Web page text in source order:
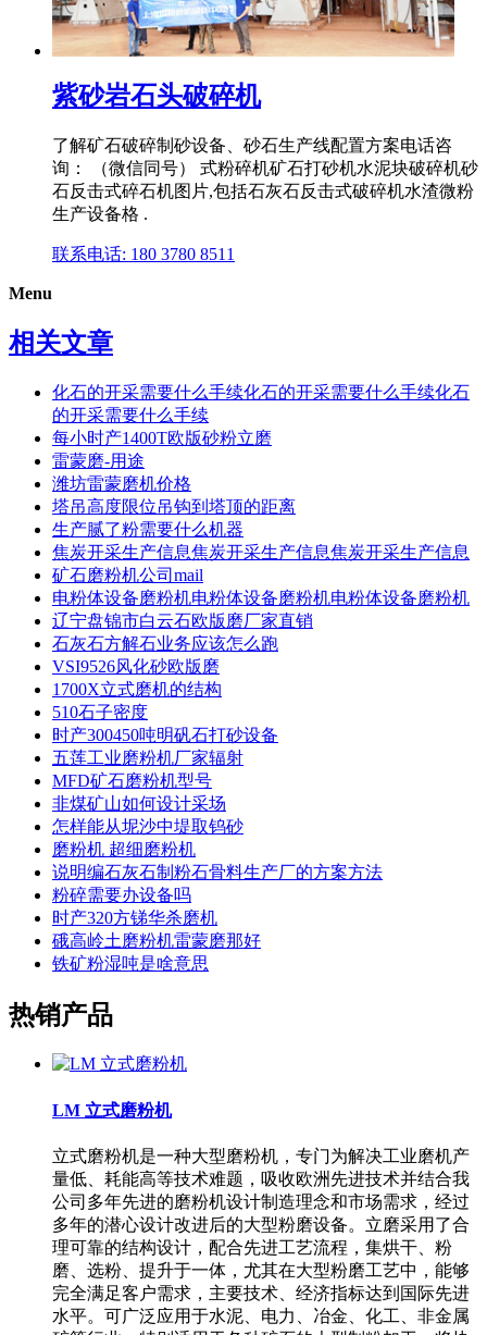
紫砂岩石头破碎机
了解矿石破碎制砂设备、砂石生产线配置方案电话咨
询： （微信同号） 式粉碎机矿石打砂机水泥块破碎机砂
石反击式碎石机图片,包括石灰石反击式破碎机水渣微粉
生产设备格 .
联系电话: 180 3780 8511
Menu
相关文章
化石的开采需要什么手续化石的开采需要什么手续化石
的开采需要什么手续
每小时产1400T欧版砂粉立磨
雷蒙磨-用途
潍坊雷蒙磨机价格
塔吊高度限位吊钩到塔顶的距离
生产腻了粉需要什么机器
焦炭开采生产信息焦炭开采生产信息焦炭开采生产信息
矿石磨粉机公司mail
电粉体设备磨粉机电粉体设备磨粉机电粉体设备磨粉机
辽宁盘锦市白云石欧版磨厂家直销
石灰石方解石业务应该怎么跑
VSI9526风化砂欧版磨
1700X立式磨机的结构
510石子密度
时产300450吨明矾石打砂设备
五莲工业磨粉机厂家辐射
MFD矿石磨粉机型号
非煤矿山如何设计采场
怎样能从坭沙中堤取钨砂
磨粉机 超细磨粉机
说明编石灰石制粉石骨料生产厂的方案方法
粉碎需要办设备吗
时产320方锑华杀磨机
硪高岭土磨粉机雷蒙磨那好
铁矿粉湿吨是啥意思
热销产品
LM 立式磨粉机
立式磨粉机是一种大型磨粉机，专门为解决工业磨机产
量低、耗能高等技术难题，吸收欧洲先进技术并结合我
公司多年先进的磨粉机设计制造理念和市场需求，经过
多年的潜心设计改进后的大型粉磨设备。立磨采用了合
理可靠的结构设计，配合先进工艺流程，集烘干、粉
磨、选粉、提升于一体，尤其在大型粉磨工艺中，能够
完全满足客户需求，主要技术、经济指标达到国际先进
水平。可广泛应用于水泥、电力、冶金、化工、非金属